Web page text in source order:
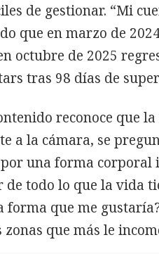
de gestionar. “Mi
que en marzo de
octubre de 2025
tras 98 días de
reconoce que
a la cámara, se
una forma corporal
todo lo que la vida
forma que me
zonas que más le